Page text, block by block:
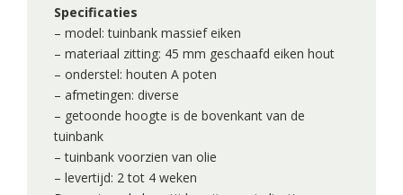
Specificaties
– model: tuinbank massief eiken
– materiaal zitting: 45 mm geschaafd eiken hout
– onderstel: houten A poten
– afmetingen: diverse
– getoonde hoogte is de bovenkant van de
tuinbank
– tuinbank voorzien van olie
– levertijd: 2 tot 4 weken